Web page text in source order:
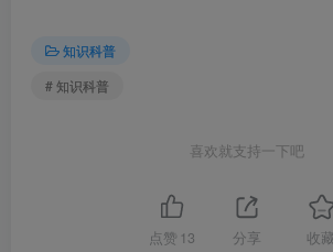
知识科普
# 知识科普
喜欢就支持一下吧
点赞 13 分享 收藏